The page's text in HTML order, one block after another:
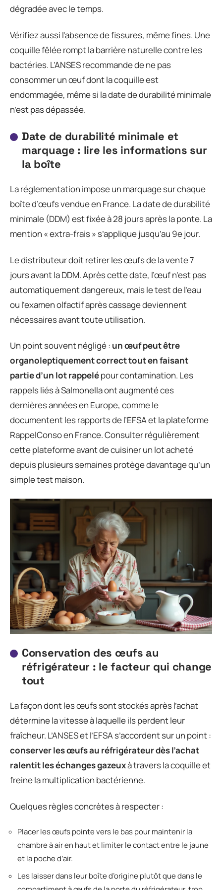
dégradée avec le temps.
Vérifiez aussi l’absence de fissures, même fines. Une
coquille fêlée rompt la barrière naturelle contre les
bactéries. L’ANSES recommande de ne pas
consommer un œuf dont la coquille est
endommagée, même si la date de durabilité minimale
n’est pas dépassée.
Date de durabilité minimale et
marquage : lire les informations sur
la boîte
La réglementation impose un marquage sur chaque
boîte d’œufs vendue en France. La date de durabilité
minimale (DDM) est fixée à 28 jours après la ponte. La
mention « extra-frais » s’applique jusqu’au 9e jour.
Le distributeur doit retirer les œufs de la vente 7
jours avant la DDM. Après cette date, l’œuf n’est pas
automatiquement dangereux, mais le test de l’eau
ou l’examen olfactif après cassage deviennent
nécessaires avant toute utilisation.
Un point souvent négligé : un œuf peut être
organoleptiquement correct tout en faisant
partie d’un lot rappelépour contamination. Les
rappels liés à Salmonella ont augmenté ces
dernières années en Europe, comme le
documentent les rapports de l’EFSA et la plateforme
RappelConso en France. Consulter régulièrement
cette plateforme avant de cuisiner un lot acheté
depuis plusieurs semaines protège davantage qu’un
simple test maison.
Conservation des œufs au
réfrigérateur : le facteur qui change
tout
La façon dont les œufs sont stockés après l’achat
détermine la vitesse à laquelle ils perdent leur
fraîcheur. L’ANSES et l’EFSA s’accordent sur un point :
conserver les œufs au réfrigérateur dès l’achat
ralentit les échanges gazeuxà travers la coquille et
freine la multiplication bactérienne.
Quelques règles concrètes à respecter :
Placer les œufs pointe vers le bas pour maintenir la
chambre à air en haut et limiter le contact entre le jaune
et la poche d’air.
Les laisser dans leur boîte d’origine plutôt que dans le